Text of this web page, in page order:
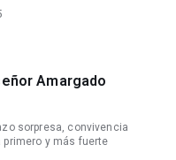
Amargado
sorpresa, convivencia
y más fuerte